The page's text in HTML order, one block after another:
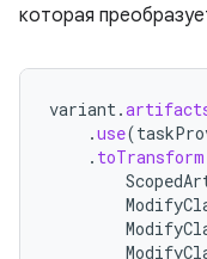
которая
variant.
.use(
. toTransform